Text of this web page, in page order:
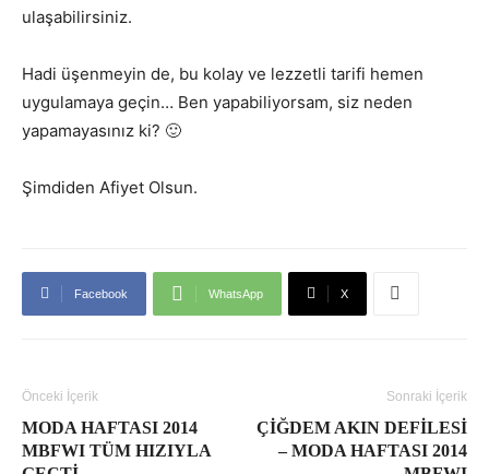
ulaşabilirsiniz.
Hadi üşenmeyin de, bu kolay ve lezzetli tarifi hemen
uygulamaya geçin… Ben yapabiliyorsam, siz neden
yapamayasınız ki? 🙂
Şimdiden Afiyet Olsun.
Facebook WhatsApp X
Önceki İçerik
MODA HAFTASI 2014
MBFWI TÜM HIZIYLA
Sonraki İçerik
ÇIĞDEM AKIN DEFILESI
– MODA HAFTASI 2014